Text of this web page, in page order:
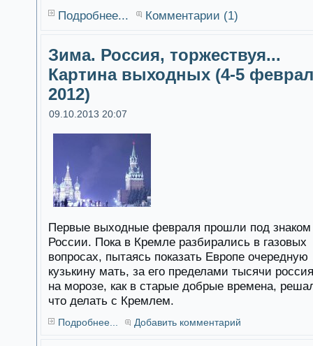
Подробнее...
Комментарии (1)
Зима. Россия, торжествуя...
Картина выходных (4-5
2012)
09.10.2013 20:07
Первые выходные февраля прошли под знаком
России. Пока в Кремле разбирались в газовых
вопросах, пытаясь показать Европе очередную
кузькину мать, за его пределами тысячи
на морозе, как в старые добрые времена,
что делать с Кремлем.
Подробнее... Добавить комментарий